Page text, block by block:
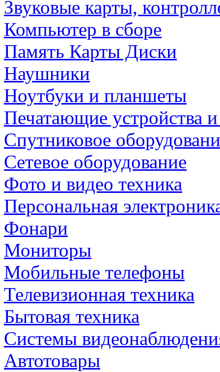
Звуковые карты,
Компьютер в сборе
Память Карты Диски
Наушники
Ноутбуки и планшеты
Печатающие устройства
Спутниковое
Сетевое оборудование
Фото и видео техника
Персональная
Фонари
Мониторы
Мобильные телефоны
Телевизионная техника
Бытовая техника
Cистемы
Автотовары